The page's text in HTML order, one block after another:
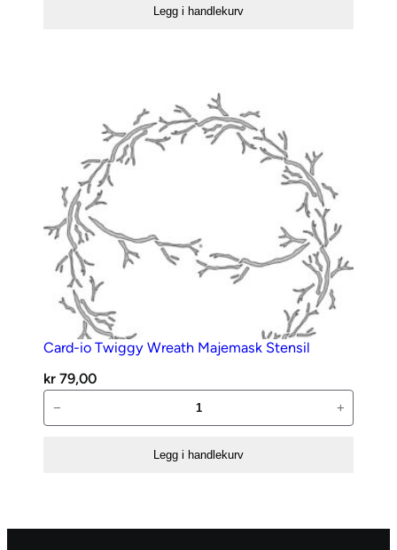
Legg i handlekurv
Card-io Twiggy Wreath Majemask Stensil
kr 79,00
io
antall
− +
Legg i handlekurv